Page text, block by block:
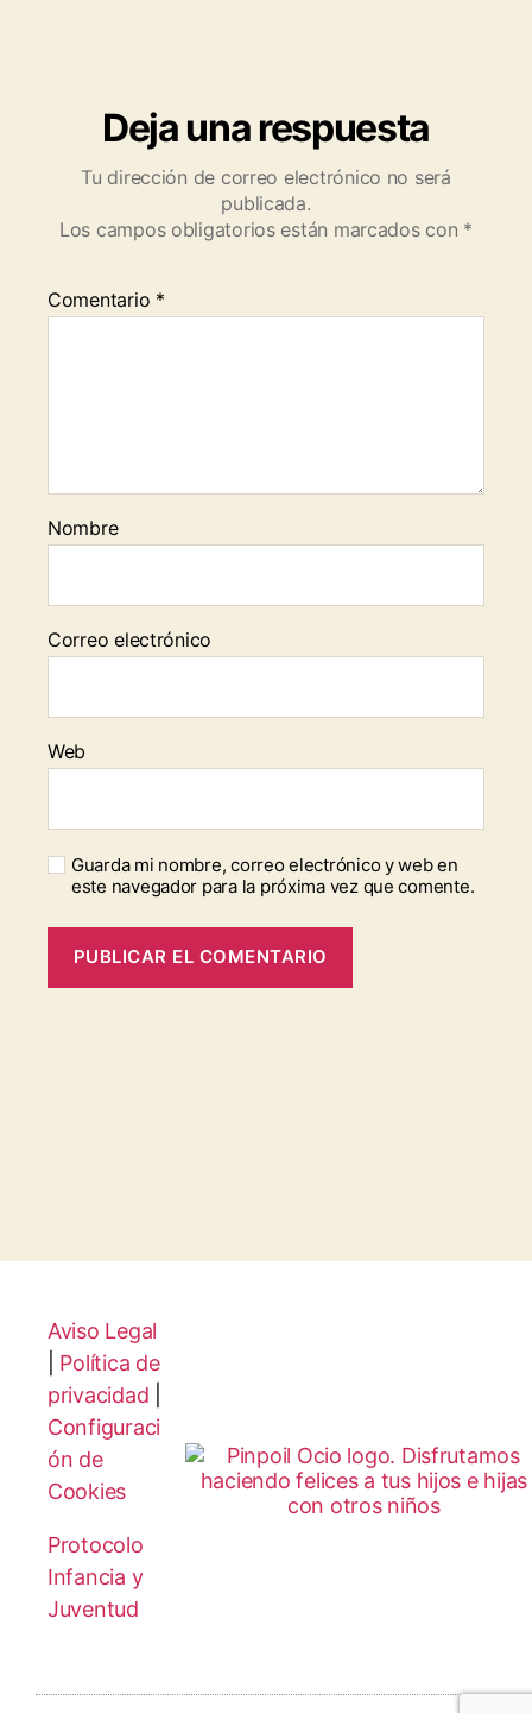
Deja una respuesta
Tu dirección de correo electrónico no será
publicada.
Los campos obligatorios están marcados con *
Comentario *
Nombre
Correo electrónico
Web
Guarda mi nombre, correo electrónico y web en
este navegador para la próxima vez que comente.
Aviso Legal
Política de
privacidad
Configuraci
ón de
Cookies
Protocolo
Infancia y
Juventud